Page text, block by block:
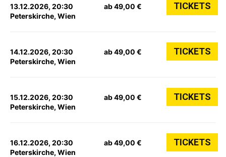
13.12.2026, 20:30
Peterskirche, Wien
ab 49,00 € TICKETS
14.12.2026, 20:30
Peterskirche, Wien
ab 49,00 € TICKETS
15.12.2026, 20:30
Peterskirche, Wien
ab 49,00 € TICKETS
16.12.2026, 20:30
Peterskirche, Wien
ab 49,00 € TICKETS